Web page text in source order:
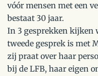
vóór mensen met een
bestaat 30 jaar.
In 3 gesprekken kijken
tweede gesprek is met
zij praat over haar
bij de LFB, haar eigen